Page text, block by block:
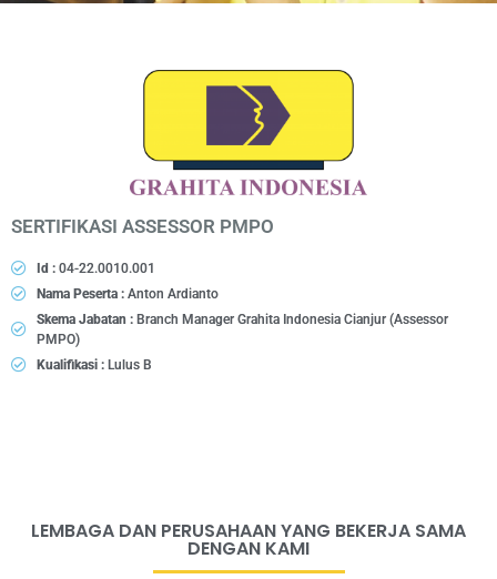
SERTIFIKASI ASSESSOR PMPO
Id : 04-22.0010.001
Nama Peserta : Anton Ardianto
Skema Jabatan : Branch Manager Grahita Indonesia Cianjur (Assessor
PMPO)
Kualifikasi : Lulus B
LEMBAGA DAN PERUSAHAAN YANG BEKERJA SAMA
DENGAN KAMI